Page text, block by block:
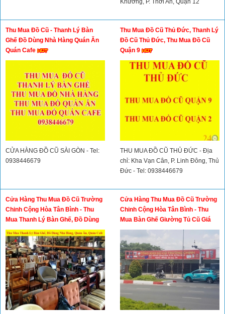
Thu Mua Đồ Cũ - Thanh Lý Bàn
Ghế Đồ Dùng Nhà Hàng Quán Ăn
Quán Cafe
CỬA HÀNG ĐỒ CŨ SÀI GÒN - Tel:
0938446679
Thu Mua Đồ Cũ Thủ Đức, Thanh Lý
Đồ Cũ Thủ Đức, Thu Mua Đồ Cũ
Quận 9
THU MUA ĐỒ CŨ THỦ ĐỨC - Địa
chỉ: Kha Vạn Cân, P. Linh Đông, Thủ
Đức - Tel: 0938446679
Cửa Hàng Thu Mua Đồ Cũ Trường
Chinh Cộng Hòa Tân Bình - Thu
Mua Thanh Lý Bàn Ghế, Đồ Dùng
Nhà Hàng, Quán Ăn, Quán Cafe
Giá Cao
Cửa Hàng Thu Mua Đồ Cũ Trường
Chinh Cộng Hòa Tân Bình - Thu
Mua Bàn Ghế Giường Tủ Cũ Giá
Cao